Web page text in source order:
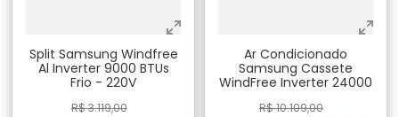
Split Samsung Windfree
Al Inverter 9000 BTUs
Frio - 220V
R$3.119,00
Ar Condicionado
Samsung Cassete
WindFree Inverter 24000
R$10.109,00